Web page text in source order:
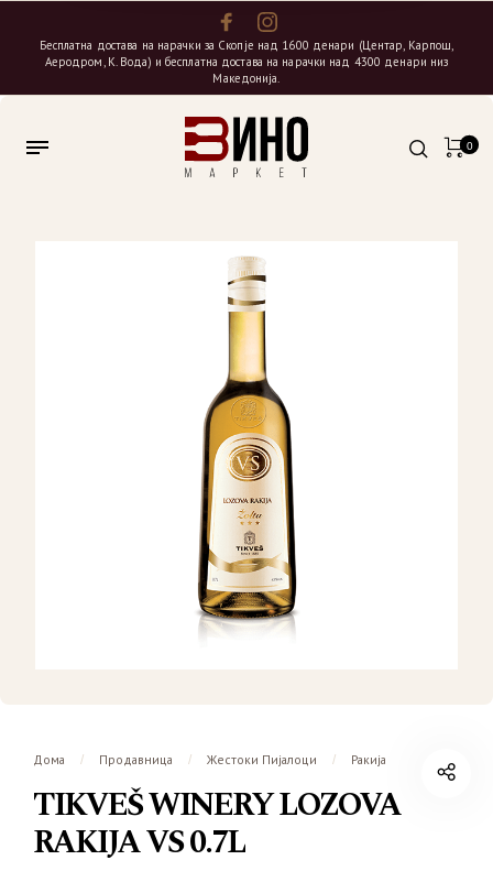
Бесплатна достава на нарачки за Скопје над 1600 денари (Центар, Карпош,
Аеродром, К. Вода) и бесплатна достава на нарачки над 4300 денари низ
Македонија.
0
Дома / Продавница / Жестоки Пијалоци / Ракија
TIKVEŠ WINERY LOZOVA
RAKIJA VS 0.7L